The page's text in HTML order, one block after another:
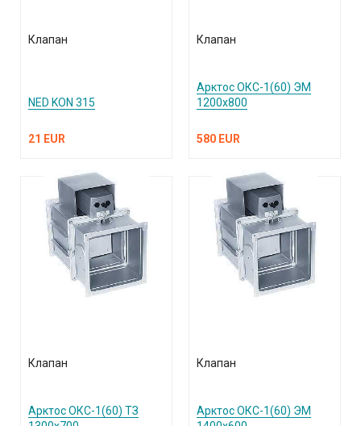
Клапан
NED KON 315
21 EUR
Клапан
Арктос ОКС-1(60) ЭМ
1200х800
580 EUR
Клапан
Арктос ОКС-1(60) ТЗ
Клапан
Арктос ОКС-1(60) ЭМ